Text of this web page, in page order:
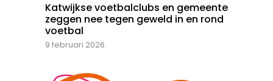
Katwijkse voetbalclubs en gemeente
zeggen nee tegen geweld in en rond
voetbal
9 februari 2026